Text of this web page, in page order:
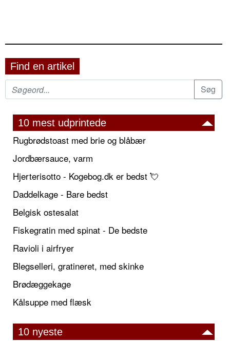
Find en artikel
10 mest udprintede
Rugbrødstoast med brie og blåbær
Jordbærsauce, varm
Hjerterisotto - Kogebog.dk er bedst 💘
Daddelkage - Bare bedst
Belgisk ostesalat
Fiskegratin med spinat - De bedste
Ravioli i airfryer
Blegselleri, gratineret, med skinke
Brødæggekage
Kålsuppe med flæsk
10 nyeste